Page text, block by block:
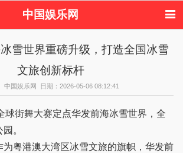
中国娱乐网
日本娱乐 韩国娱乐
欧美娱乐
音乐新闻 影视新闻
韩国明星
欧美明星八卦
雪世界重磅升级，打造全国冰雪
文旅创新标杆
中国娱乐网 日期：2026-05-06 08:12:41
街舞大赛定点华发前海冰雪世界，全
。
港澳大湾区冰雪文旅的旗帜，华发前